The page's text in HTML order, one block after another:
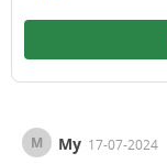
M My 17-07-2024